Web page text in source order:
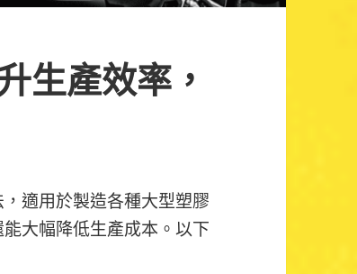
生產效率，
適用於製造各種大型塑膠
大幅降低生產成本。以下